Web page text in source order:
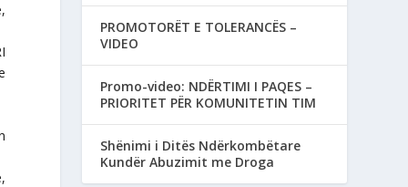
PROMOTORËT E TOLERANCËS –
VIDEO
Promo-video: NDËRTIMI I PAQES –
PRIORITET PËR KOMUNITETIN TIM
Shënimi i Ditës Ndërkombëtare
Kundër Abuzimit me Droga